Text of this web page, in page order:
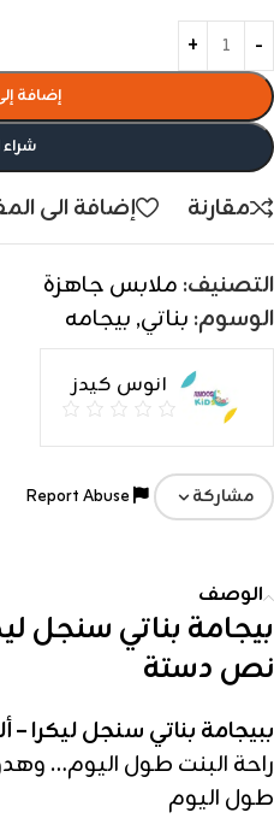
إضافة
شراء
مقارنة إضافة الى
التصنيف: ملابس جاهزة
الوسوم: بناتي, بيجامه
انوس كيدز
مشاركة
الوصف
بيجامة بناتي سنجل
نص دستة
ببيجامة بناتي سنجل
راحة البنت طول اليوم…
طول اليوم